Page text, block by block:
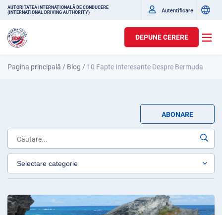
AUTORITATEA INTERNAȚIONALĂ DE CONDUCERE
(INTERNATIONAL DRIVING AUTHORITY)
Autentificare
DEPUNE CERERE
Pagina principală / Blog / 10 Fapte Interesante Despre Bermuda
ABONARE